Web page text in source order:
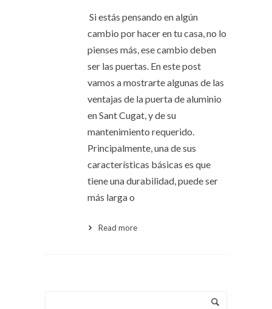
Si estás pensando en algún
cambio por hacer en tu casa, no lo
pienses más, ese cambio deben
ser las puertas. En este post
vamos a mostrarte algunas de las
ventajas de la puerta de aluminio
en Sant Cugat, y de su
mantenimiento requerido.
Principalmente, una de sus
características básicas es que
tiene una durabilidad, puede ser
más larga o
Read more